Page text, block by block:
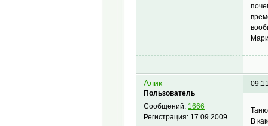
Алик
Пользователь
Сообщений: 1666
Регистрация: 17.09.2009
В